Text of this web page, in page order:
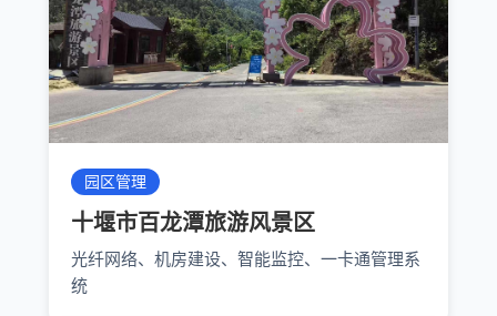
园区管理
十堰市百龙潭旅游风景区
光纤网络、机房建设、智能监控、一卡通管理系
统